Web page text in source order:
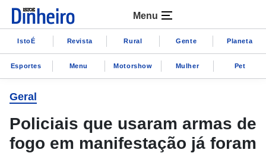
Menu
IstoÉ Revista Rural Gente Planeta
Esportes Menu Motorshow Mulher Pet
Geral
Policiais que usaram armas de
fogo em manifestação já foram